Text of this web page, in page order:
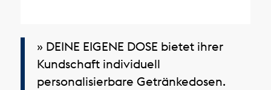
» DEINE EIGENE DOSE bietet ihrer
Kundschaft individuell
personalisierbare Getränkedosen.